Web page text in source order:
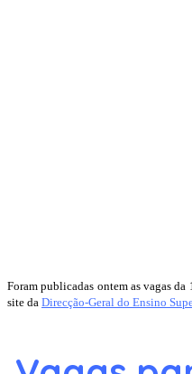
Foram publicadas ontem as vagas da
site da Direcção-Geral do Ensino